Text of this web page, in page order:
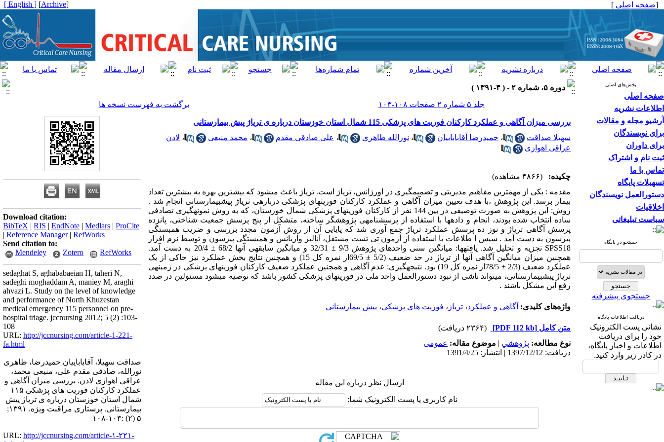
[صفحه اصلی ]
[
Archive
]
[ English ]
بخش‌های اصلی
صفحه اصلی
اطلاعات نشریه
آرشیو مجله و مقالات
برای نویسندگان
برای داوران
ثبت نام و اشتراک
تماس با ما
تسهیلات پایگاه
دستورالعمل نویسندگان
اخلاقیات
سیاست تبلیغاتی
جستجو در پایگاه
جستجوی پیشرفته
دریافت اطلاعات پایگاه
نشانی پست الکترونیک
خود را برای دریافت
اطلاعات و اخبار پایگاه،
در کادر زیر وارد کنید.
دوره ۵، شماره ۲ - ( ۴-۱۳۹۱ )
جلد ۵ شماره ۲ صفحات ۱۰۸-۱۰۳
برگشت به فهرست نسخه ها
بررسی میزان آگاهی و عملکرد کارکنان فوریت های پزشکی 115 شمال استان خوزستان درباره ی تریاژ پیش بیمارستانی
سهیلا صداقت
، حمیدرضا آقاباباییان ، نورالله طاهری ، علی صادقی مقدم ، محمد منیعی ، لادن
عراقی اهوازی
چکیده:
(۴۸۶۶ مشاهده)
مقدمه : یکی از مهم­ترین مفاهیم مدیریتی و تصمیم­گیری در اورژانس، تریاژ است. تریاژ باعث می­شود که بیشترین بهره به بیشترین تعداد
بیمار برسد. این پژوهش ،با هدف تعیین میزان آگاهی و عملکرد کارکنان فوریت­های پزشکی درباره­ی تریاژ پیش­بیمارستانی انجام شد .
روش: این پژوهش به صورت توصیفی در بین 144 نفر از کارکنان فوریت­های پزشکی شمال خوزستان، که به روش نمونه­گیری تصادفی
ساده انتخاب شده بودند، انجام و داده­ها با استفاده از پرسش­نامه­ی پژوهشگر ساخته، متشکل از پنج پرسش جمعیت شناختی، پانزده
پرسش آگاهی تریاژ و نوز ده پرسش عملکرد تریاژ جمع آوری شد که پایایی آن از روش آزمون مجدد بررسی و ضریب همبستگی
پیرسون به دست آمد . سپس ا طلاعات با استفاده از آزمون تی تست مستقل، آنالیز واریانس و همبستگی پیرسون و توسط نرم افزار
SPSS18 تجزیه و تحلیل شد. یافته­ها: میانگین سنی واحدهای پژوهش 9/3 ± 32/31 و میانگین سابقه­ی آن­ها 68/2 ± 20/4 به دست آمد.
همچنین میزان میانگین آگاهی آن­ها از تریاژ در حد ضعیف (5/2 ± 69/5از نمره کل 15) و همچنین نتایج بخش عملکرد نیز حاکی از یک
عملکرد ضعیف (2/3 ± 78/5از نمره کل 19) بود. نتیجه­گیری: عدم آگاهی و همچنین عملکرد ضعیف کارکنان فوریت­های پزشکی در زمینه­ی
تریاژ پیش­بیمارستانی، می­تواند ناشی از نبود دستورالعمل واحد ملی در فوریت­های پزشکی کشور باشد که توصیه میشود مسئولین در صدد
رفع این مشکل باشند .
واژه‌های کلیدی: آگاهی و عملکرد، تریاژ ، فوریت های پزشکی، پیش بیمارستانی
متن کامل [PDF 112 kb]
(۲۳۶۴ دریافت)
نوع مطالعه: پژوهشي | موضوع مقاله: عمومى
دریافت: 1397/12/12 | انتشار: 1391/4/25
ارسال نظر درباره این مقاله
نام کاربری یا پست الکترونیک شما:
Download citation:
BibTeX | RIS | EndNote | Medlars | ProCite
| Reference Manager| RefWorks
Send citation to:
Mendeley
Zotero RefWorks
sedaghat S, aghababaeian H, taheri N,
sadeghi moghaddam A, maniey M, araghi
ahvazi L. Study on the level of knowledge
and performance of North Khuzestan
medical emergency 115 personnel on pre-
hospital triage. jccnursing 2012; 5 (2) :103-
108
URL: http://jccnursing.com/article-1-221-
fa.html
صداقت سهیلا، آقاباباییان حمیدرضا، طاهری
نورالله، صادقی مقدم علی، منیعی محمد،
عراقی اهوازی لادن. بررسی میزان آگاهی و
عملکرد کارکنان فوریت های پزشکی ۱۱۵
شمال استان خوزستان درباره ی تریاژ پیش
بیمارستانی. پرستاری مراقبت ویژه. ۱۳۹۱;
۵ (۲) :۱۰۳-۱۰۸
URL: http://jccnursing.com/article-۱-۲۲۱-